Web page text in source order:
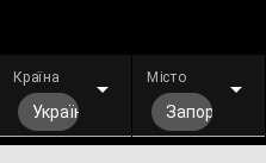
Країна
Україна
Місто
Запоріжжя